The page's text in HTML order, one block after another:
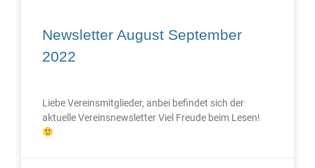
Newsletter August September
2022
Liebe Vereinsmitglieder, anbei befindet sich der
aktuelle Vereinsnewsletter Viel Freude beim Lesen!